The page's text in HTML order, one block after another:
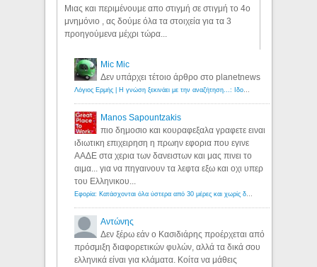
Μιας και περιμένουμε απο στιγμή σε στιγμή το 4ο
μνημόνιο , ας δούμε όλα τα στοιχεία για τα 3
προηγούμενα μέχρι τώρα...
Mic Mic
Δεν υπάρχει τέτοιο άρθρο στο planetnews
Λόγιος Ερμής | Η γνώση ξεκινάει με την αναζήτηση...: Ιδού οι 18 που χρωστούν 11 δις ευρώ!
Manos Sapountzakis
πιο δημοσιο και κουραφεξαλα γραφετε ειναι
ιδιωτικη επιχειρηση η πρωην εφορια που εγινε
ΑΑΔΕ στα χερια των δανειστων και μας πινει το
αιμα... για να πηγαινουν τα λεφτα εξω και οχι υπερ
του Ελληνικου...
Εφορία: Κατάσχονται όλα ύστερα από 30 μέρες και χωρίς δικαστικές αποφάσεις - Λόγιος Ερμής
Αντώνης
Δεν ξέρω εάν ο Κασιδιάρης προέρχεται από
πρόσμιξη διαφορετικών φυλών, αλλά τα δικά σου
ελληνικά είναι για κλάματα. Κοίτα να μάθεις